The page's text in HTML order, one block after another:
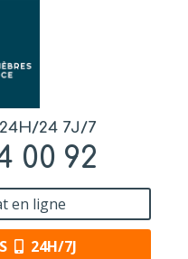
24 7J/7
00 92
en ligne
24H/7J